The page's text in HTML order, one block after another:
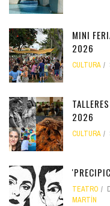
MINI
2026
CULTURA
2026
CULTURA
TEATRO
MARTÍN